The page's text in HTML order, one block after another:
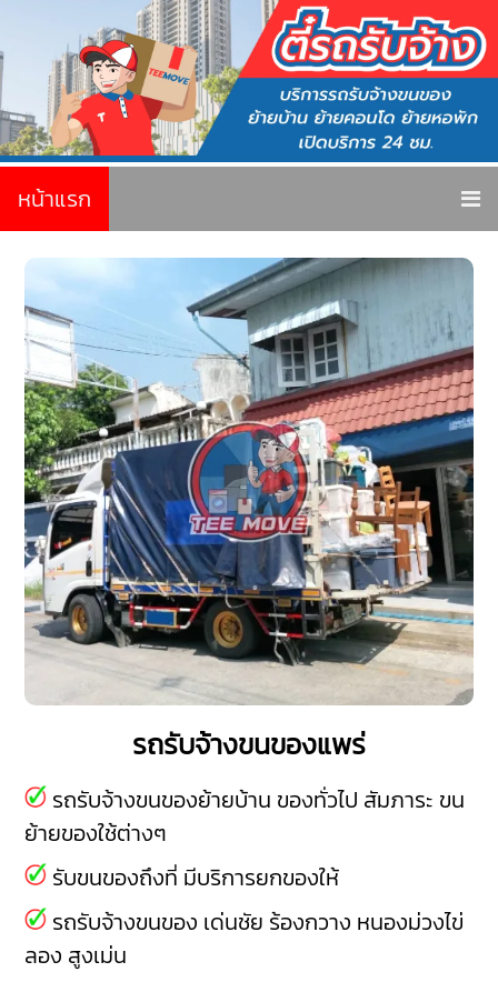
หน้าแรก
รถรับจ้างขนของแพร่
รถรับจ้างขนของย้ายบ้าน ของทั่วไป สัมภาระ ขน
ย้ายของใช้ต่างๆ
รับขนของถึงที่ มีบริการยกของให้
รถรับจ้างขนของ เด่นชัย ร้องกวาง หนองม่วงไข่
ลอง สูงเม่น